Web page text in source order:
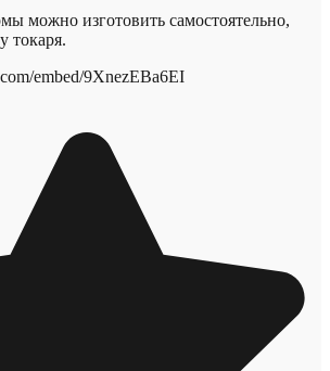
можно изготовить самостоятельно,
токаря.
embed/9XnezEBa6EI